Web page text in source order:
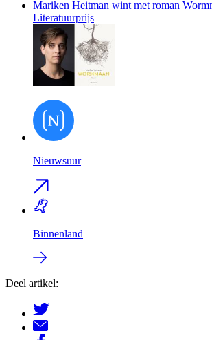
Mariken Heitman wint met roman
Literatuurprijs
Nieuwsuur
Binnenland
Deel artikel: